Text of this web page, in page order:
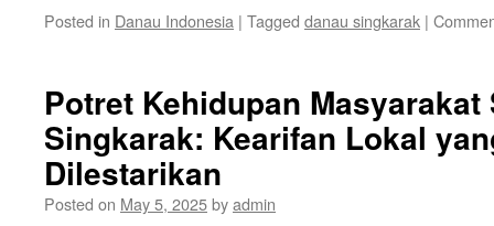
Posted in Danau Indonesia | Tagged danau singkarak |
Potret Kehidupan Masyarakat
Singkarak: Kearifan Lokal
Dilestarikan
Posted on May 5, 2025byadmin